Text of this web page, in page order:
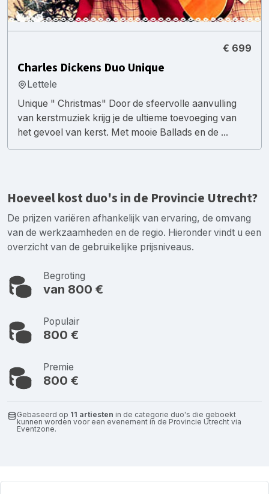
€ 699
Charles Dickens Duo Unique
Lettele
Unique " Christmas" Door de sfeervolle aanvulling
van kerstmuziek krijg je de ultieme toevoeging van
het gevoel van kerst. Met mooie Ballads en de ...
Hoeveel kost duo's in de Provincie Utrecht?
De prijzen variëren afhankelijk van ervaring, de omvang
van de werkzaamheden en de regio. Hieronder vindt u een
overzicht van de gebruikelijke prijsniveaus.
Begroting
van 800 €
Populair
800 €
Premie
800 €
Gebaseerd op 11 artiesten in de categorie duo's die geboekt
kunnen worden voor een evenement in de Provincie Utrecht via
Eventzone.